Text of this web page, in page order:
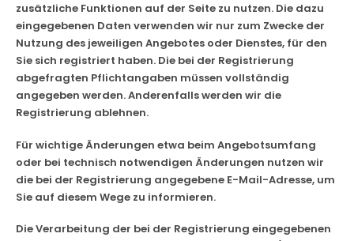
zusätzliche Funktionen auf der Seite zu nutzen. Die dazu
eingegebenen Daten verwenden wir nur zum Zwecke der
Nutzung des jeweiligen Angebotes oder Dienstes, für den
Sie sich registriert haben. Die bei der Registrierung
abgefragten Pflichtangaben müssen vollständig
angegeben werden. Anderenfalls werden wir die
Registrierung ablehnen.
Für wichtige Änderungen etwa beim Angebotsumfang
oder bei technisch notwendigen Änderungen nutzen wir
die bei der Registrierung angegebene E-Mail-Adresse, um
Sie auf diesem Wege zu informieren.
Die Verarbeitung der bei der Registrierung eingegebenen